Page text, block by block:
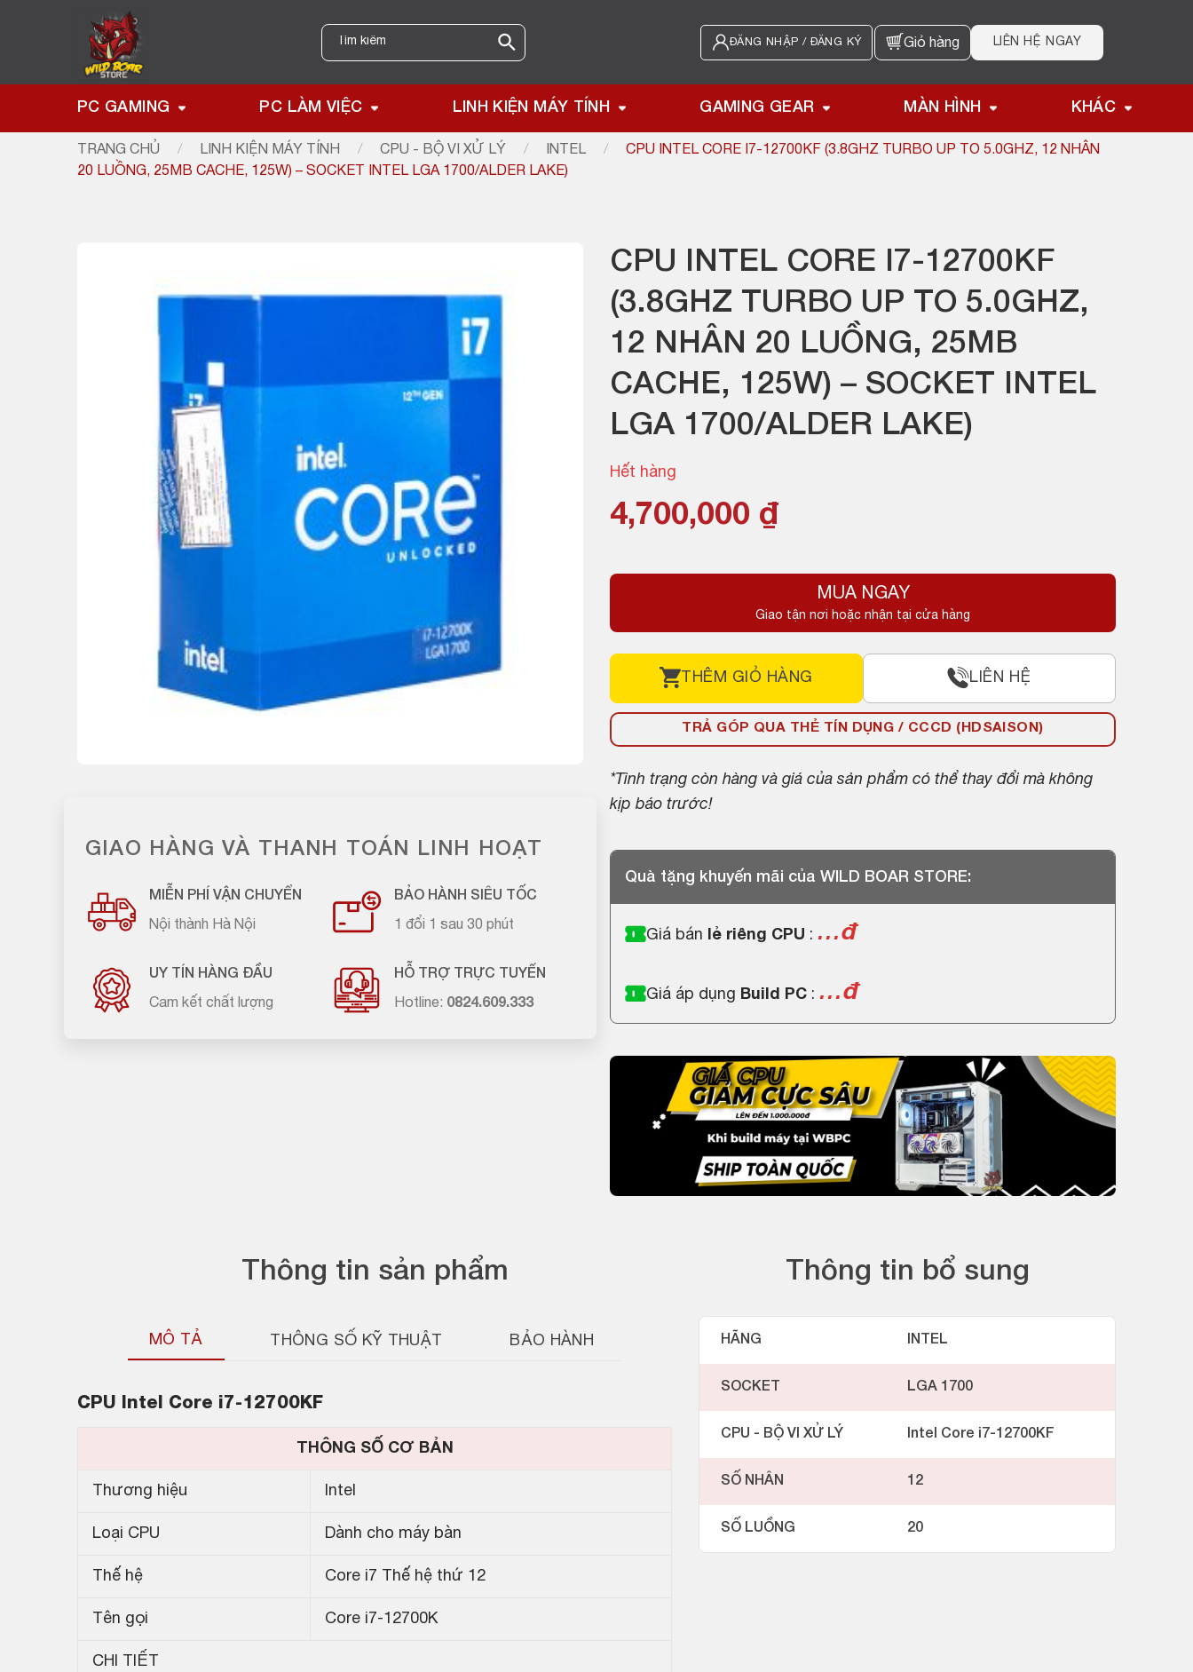
Tìm
kiếm:
ĐĂNG NHẬP / ĐĂNG KÝ Giỏ hàng LIÊN HỆ NGAY
PC GAMING PC LÀM VIỆC LINH KIỆN MÁY TÍNH GAMING GEAR MÀN HÌNH KHÁC
TRANG CHỦ / LINH KIỆN MÁY TÍNH / CPU - BỘ VI XỬ LÝ / INTEL /
CPU INTEL CORE I7-12700KF (3.8GHZ TURBO UP TO 5.0GHZ, 12 NHÂN
20 LUỒNG, 25MB CACHE, 125W) – SOCKET INTEL LGA 1700/ALDER LAKE)
GIAO HÀNG VÀ THANH TOÁN LINH HOẠT
MIỄN PHÍ VẬN CHUYỂN
Nội thành Hà Nội
BẢO HÀNH SIÊU TỐC
1 đổi 1 sau 30 phút
UY TÍN HÀNG ĐẦU
Cam kết chất lượng
HỖ TRỢ TRỰC TUYẾN
Hotline: 0824.609.333
CPU INTEL CORE I7-12700KF
(3.8GHZ TURBO UP TO 5.0GHZ,
12 NHÂN 20 LUỒNG, 25MB
CACHE, 125W) – SOCKET INTEL
LGA 1700/ALDER LAKE)
Hết hàng
4,700,000 ₫
MUA NGAY
Giao tận nơi hoặc nhận tại cửa hàng
THÊM GIỎ HÀNG LIÊN HỆ
TRẢ GÓP QUA THẺ TÍN DỤNG / CCCD (HDSAISON)
*Tình trạng còn hàng và giá của sản phẩm có thể thay đổi mà không
kịp báo trước!
Quà tặng khuyến mãi của WILD BOAR STORE:
Giá bán lẻ riêng CPU : …đ
Giá áp dụng Build PC : …đ
Thông tin sản phẩm
MÔ TẢ THÔNG SỐ KỸ THUẬT BẢO HÀNH
CPU Intel Core i7-12700KF
THÔNG SỐ CƠ BẢN
Thương hiệu Intel
Loại CPU Dành cho máy bàn
Thế hệ Core i7 Thế hệ thứ 12
Tên gọi Core i7-12700K
CHI TIẾT
Thông tin bổ sung
HÃNG INTEL
SOCKET LGA 1700
CPU - BỘ VI XỬ LÝ Intel Core i7-12700KF
SỐ NHÂN 12
SỐ LUỒNG 20